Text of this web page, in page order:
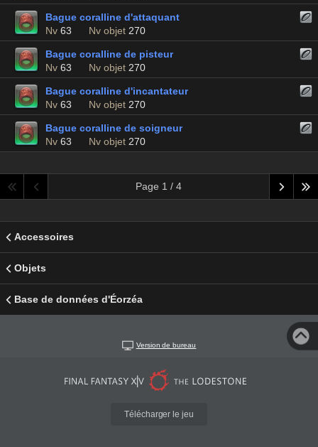
Bague coralline d'attaquant
Nv 63 Nv objet 270
Bague coralline de pisteur
Nv 63 Nv objet 270
Bague coralline d'incantateur
Nv 63 Nv objet 270
Bague coralline de soigneur
Nv 63 Nv objet 270
Page 1 / 4
Accessoires
Objets
Base de données d'Éorzéa
Version de bureau
Télécharger le jeu